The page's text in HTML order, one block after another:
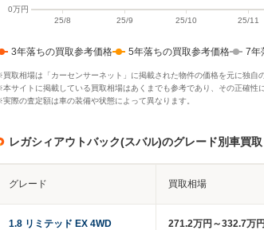
3年落ちの買取参考価格 5年落ちの買取参考価格 7年
取相場は「カーセンサーネット」に掲載された物件の価格を元に独自
サイトに掲載している買取相場はあくまでも参考であり、その正確性
際の査定額は車の装備や状態によって異なります。
レガシィアウトバック(スバル)のグレード別車買
グレード 買取相場
1.8 リミテッド EX 4WD 271.2万円～332.7万円